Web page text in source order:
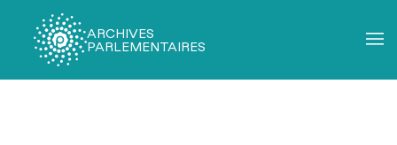
ARCHIVES
PARLEMENTAIRES